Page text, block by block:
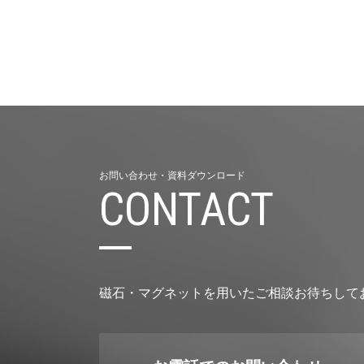
お問い合わせ・資料ダウンロード
CONTACT
磁石・マグネットを用いたご相談お待ちして